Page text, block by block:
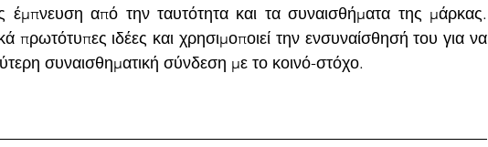
έμπνευση από την ταυτότητα και τα συναισθήματα της μάρκας.
πρωτότυπες ιδέες και χρησιμοποιεί την ενσυναίσθησή του για να
συναισθηματική σύνδεση με το κοινό-στόχο.